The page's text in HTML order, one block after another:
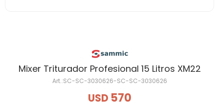
Mixer Triturador Profesional 15 Litros XM22
SC-SC-3030626-SC-SC-3030626
USD 570